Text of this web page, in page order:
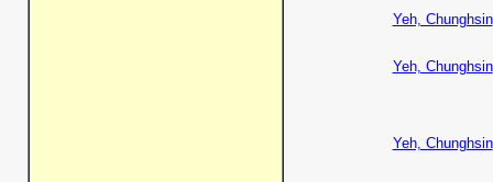
Yeh, Chunghsin
Yeh, Chunghsin
Yeh, Chunghsin